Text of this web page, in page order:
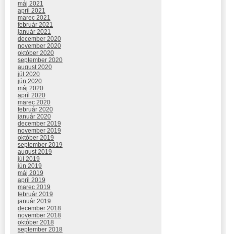
máj 2021
apríl 2021
marec 2021
február 2021
január 2021
december 2020
november 2020
október 2020
september 2020
august 2020
júl 2020
jún 2020
máj 2020
apríl 2020
marec 2020
február 2020
január 2020
december 2019
november 2019
október 2019
september 2019
august 2019
júl 2019
jún 2019
máj 2019
apríl 2019
marec 2019
február 2019
január 2019
december 2018
november 2018
október 2018
september 2018